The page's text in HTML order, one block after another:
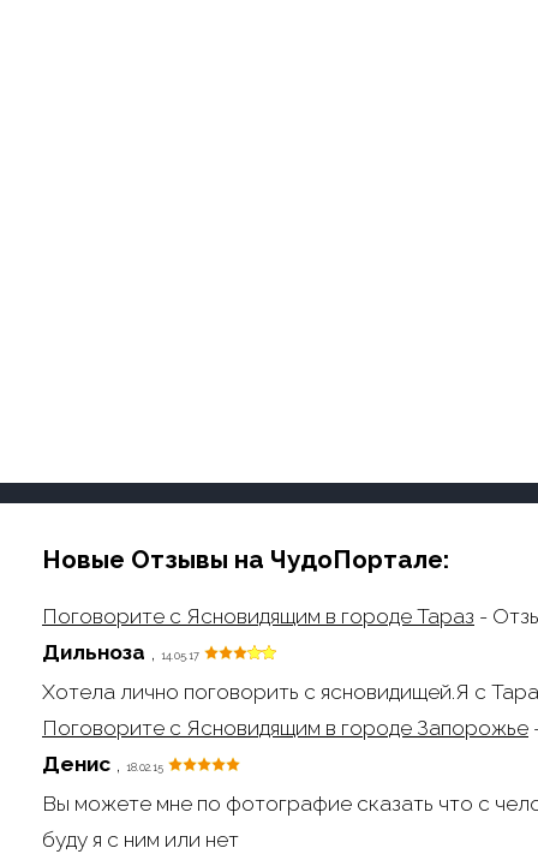
Новые Отзывы на ЧудоПортале:
Поговорите с Ясновидящим в городе Тараз -
Дильноза , 14.05.17
Хотела лично поговорить с ясновидищей.Я с
Поговорите с Ясновидящим в городе Запорожье
Денис , 18.02.15
Вы можете мне по фотографие сказать что с
буду я с ним или нет